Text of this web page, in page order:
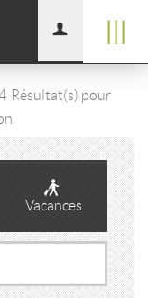
Résultat(s) pour
Vacances